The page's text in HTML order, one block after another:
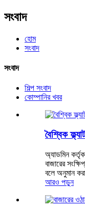
সংবাদ
হোম
সংবাদ
সংবাদ
শিল্প সংবাদ
কোম্পানির খবর
বৈশ্বিক
অ্যাডমিন
বাজারের
বলে অনুমান
আরও পড়ুন